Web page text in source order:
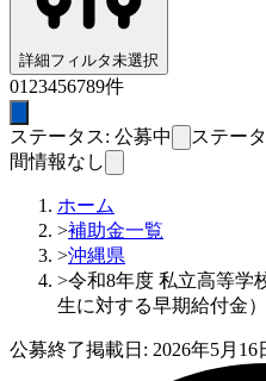
詳細フィルタ未選択
01 23456789件
ステータス: 公募中 ステー
間情報なし
ホーム
>補助金一覧
>沖縄県
>令和8年度 私立高等学
生に対する早期給付金
公募終了掲載日: 2026年5月16